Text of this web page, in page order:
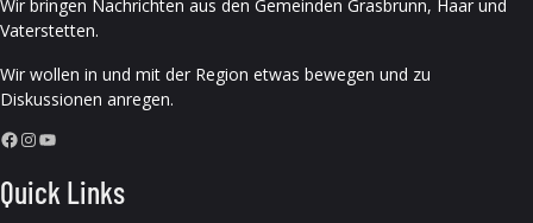
Wir bringen Nachrichten aus den Gemeinden Grasbrunn, Haar und
Vaterstetten.
Wir wollen in und mit der Region etwas bewegen und zu
Diskussionen anregen.
Facebook InstagramYouTube
Quick Links